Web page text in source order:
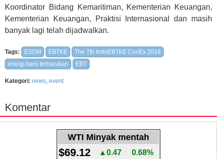
Koordinator Bidang Kemaritiman, Kementerian Keuangan,
Kementerian Keuangan, Praktisi Internasional dan masih
banyak lagi telah dijadwalkan.
Tags: ESDM EBTKE
The 7th IndoEBTKE ConEx 2018
energi baru terbarukan
EBT
Kategori: news, event
Komentar
WTI Minyak mentah
$69.12 ▲0.47 0.68%